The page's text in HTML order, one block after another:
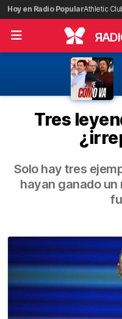
Saltar
al
contenido
Hoy en Radio PopularAthletic
R
Tres
Solo hay tres
hayan ganado